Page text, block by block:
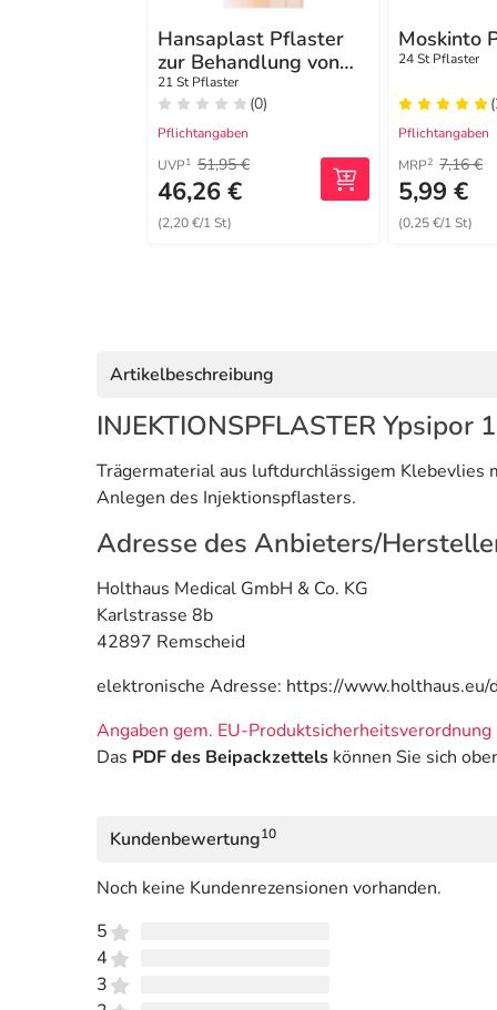
Hansaplast Pflaster
zur Behandlung von
Narben XL
21 St Pflaster
(0)
Pflichtangaben
UVP1 51,95 €
46,26 €
(2,20 €/1 St)
Moskinto
24 St Pflaster
Pflichtangaben
MRP2 7,16 €
5,99 €
(0,25 €/1 St)
Artikelbeschreibung
INJEKTIONSPFLASTER Ypsipor
Trägermaterial aus luftdurchlässigem
Anlegen des Injektionspflasters.
Adresse des Anbieters/
Holthaus Medical GmbH & Co. KG
Karlstrasse 8b
42897 Remscheid
elektronische Adresse: https://
Angaben gem. EU-Produktsicherheitsverordnung
Das PDF des Beipackzettels können Sie sich
Kundenbewertung10
Noch keine Kundenrezensionen vorhanden.
5
4
3